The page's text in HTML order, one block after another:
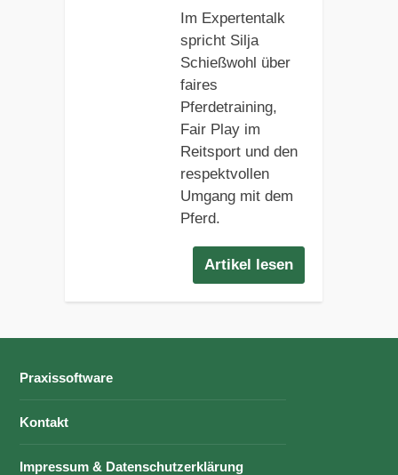
Im Expertentalk
spricht Silja
Schießwohl über
faires
Pferdetraining,
Fair Play im
Reitsport und den
respektvollen
Umgang mit dem
Pferd.
Artikel lesen
Praxissoftware
Kontakt
Impressum & Datenschutzerklärung